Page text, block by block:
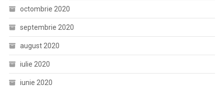
octombrie 2020
septembrie 2020
august 2020
iulie 2020
iunie 2020